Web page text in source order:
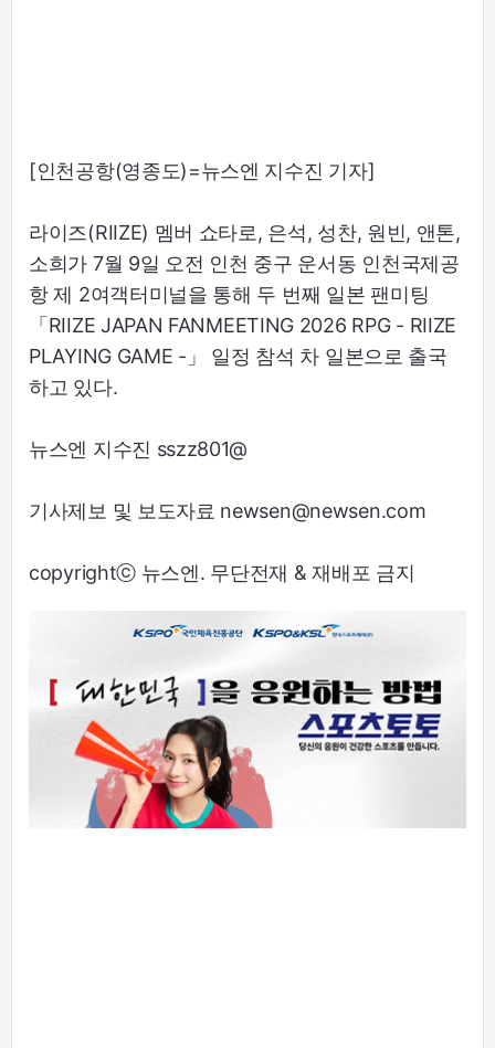
[인천공항(영종도)=뉴스엔 지수진 기자]
라이즈(RIIZE) 멤버 쇼타로, 은석, 성찬, 원빈, 앤톤,
소희가 7월 9일 오전 인천 중구 운서동 인천국제공
항 제 2여객터미널을 통해 두 번째 일본 팬미팅
「RIIZE JAPAN FANMEETING 2026 RPG - RIIZE
PLAYING GAME -」 일정 참석 차 일본으로 출국
하고 있다.
뉴스엔 지수진 sszz801@
기사제보 및 보도자료 newsen@newsen.com
copyrightⓒ 뉴스엔. 무단전재 & 재배포 금지